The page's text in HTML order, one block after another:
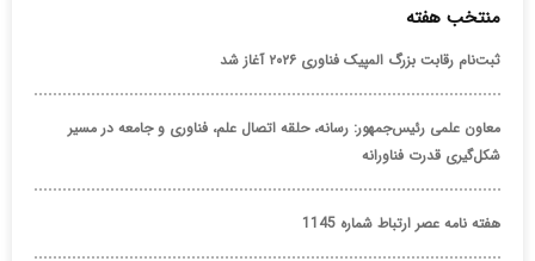
منتخب هفته
ثبت‌نام رقابت بزرگ المپیک فناوری ۲۰۲۶ آغاز شد
معاون علمی رئیس‌جمهور: رسانه، حلقه اتصال علم، فناوری و جامعه در مسیر
شکل‌گیری قدرت فناورانه
هفته نامه عصر ارتباط شماره 1145